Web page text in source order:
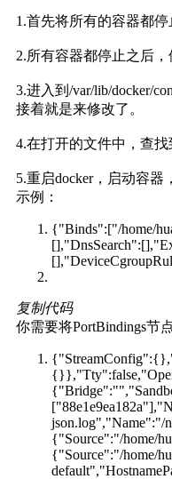
1.首先将所有的容器都停
2.所有容器都停止之后，
3.进入到/var/lib/docker/
接着就是来修改了。
4.在打开的文件中，查
5.重启docker，启动容器
示例：
{"Binds":["/home/
复制代码
你需要将PortBindings节
json.log","Name":"/
{"Source":"/home/
{"Source":"/home/